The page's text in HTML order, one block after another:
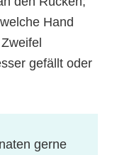
Hand
gefällt oder
gerne